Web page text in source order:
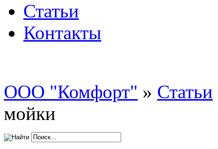
Статьи
Контакты
ООО "Комфорт" » Статьи
мойки